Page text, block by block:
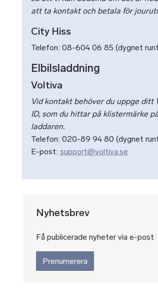
att ta kontakt och betala för
City Hiss
Telefon: 08-604 06 85 (dygnet
Elbilsladdning
Voltiva
Vid kontakt behöver du uppge ditt
ID, som du hittar på klistermärke
laddaren.
Telefon: 020-89 94 80 (dygnet
E-post: support@voltiva.se
Nyhetsbrev
Få publicerade nyheter via e-post
Prenumerera